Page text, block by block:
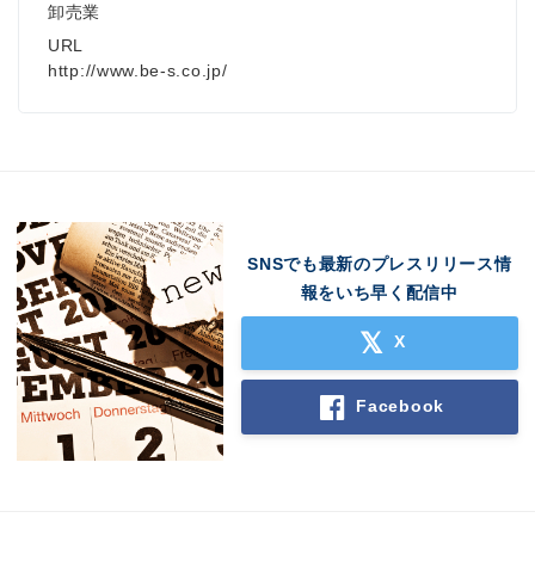
卸売業
URL
http://www.be-s.co.jp/
SNSでも最新のプレスリリース情
報をいち早く配信中
X
Facebook